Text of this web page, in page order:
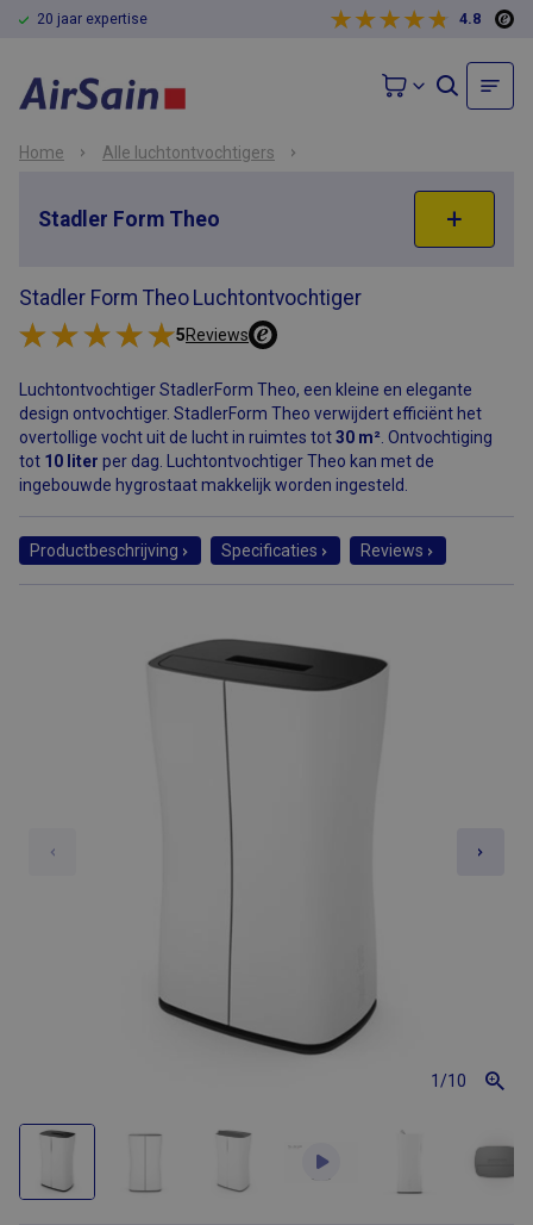
20 jaar expertise 4.8
Home Alle luchtontvochtigers
Stadler Form Theo
Stadler Form Theo Luchtontvochtiger
5Reviews
Luchtontvochtiger StadlerForm Theo, een kleine en elegante
design ontvochtiger. StadlerForm Theo verwijdert efficiënt het
overtollige vocht uit de lucht in ruimtes tot30 m² . Ontvochtiging
tot 10 liter per dag. Luchtontvochtiger Theo kan met de
ingebouwde hygrostaat makkelijk worden ingesteld.
Productbeschrijving Specificaties Reviews
1 /10